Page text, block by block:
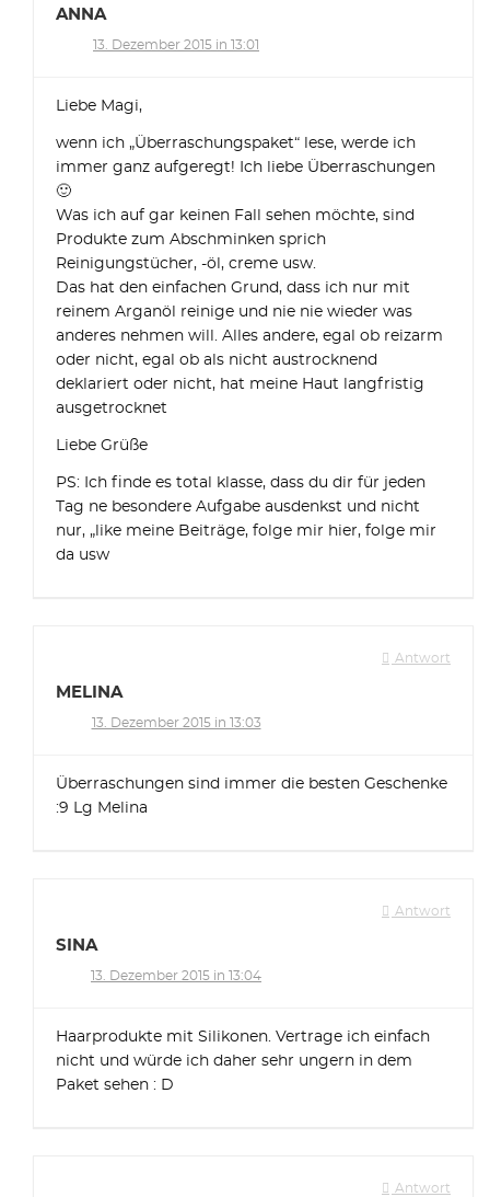
ANNA
13. Dezember 2015 in 13:01
Liebe Magi,
wenn ich „Überraschungspaket“ lese, werde ich
immer ganz aufgeregt! Ich liebe Überraschungen
🙂
Was ich auf gar keinen Fall sehen möchte, sind
Produkte zum Abschminken sprich
Reinigungstücher, -öl, creme usw.
Das hat den einfachen Grund, dass ich nur mit
reinem Arganöl reinige und nie nie wieder was
anderes nehmen will. Alles andere, egal ob reizarm
oder nicht, egal ob als nicht austrocknend
deklariert oder nicht, hat meine Haut langfristig
ausgetrocknet
Liebe Grüße
PS: Ich finde es total klasse, dass du dir für jeden
Tag ne besondere Aufgabe ausdenkst und nicht
nur, „like meine Beiträge, folge mir hier, folge mir
da usw
Antwort
MELINA
13. Dezember 2015 in 13:03
Überraschungen sind immer die besten Geschenke
:9 Lg Melina
Antwort
SINA
13. Dezember 2015 in 13:04
Haarprodukte mit Silikonen. Vertrage ich einfach
nicht und würde ich daher sehr ungern in dem
Paket sehen : D
Antwort